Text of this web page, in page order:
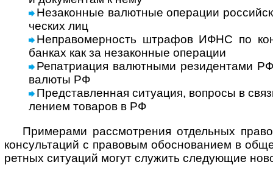
Незаконные валютные операции
чес­ких лиц
Неправомерность штрафов ИФНС по
бан­ках как за неза­кон­ные опе­рации
Репатриация валютными резидентами
валюты РФ
Представленная ситуация, вопросы в
ле­нием това­ров в РФ
Примерами рассмотрения отдельных
кон­суль­та­ций с пра­во­вым обо­сно­ва­нием в
рет­ных ситу­а­ций могут слу­жить сле­дую­щие